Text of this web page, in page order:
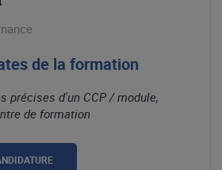
de la formation
précises d'un CCP / module,
de formation